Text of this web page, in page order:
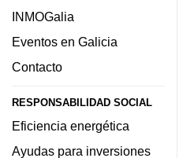
INMOGalia
Eventos en Galicia
Contacto
RESPONSABILIDAD SOCIAL
Eficiencia energética
Ayudas para inversiones